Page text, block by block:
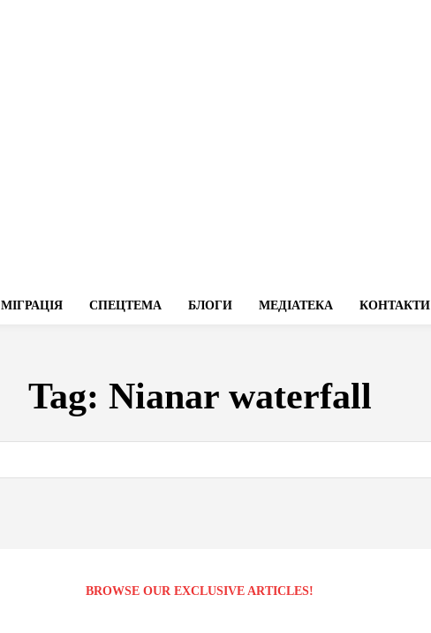
МІГРАЦІЯ СПЕЦТЕМА БЛОГИ МЕДІАТЕКА КОНТАКТИ
Tag: Nianar waterfall
BROWSE OUR EXCLUSIVE ARTICLES!